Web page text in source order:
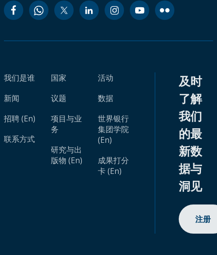
我们是谁
新闻
招聘 (En)
联系方式
国家
议题
项目与业
务
研究与出
版物 (En)
活动
数据
世界银行
集团学院
(En)
成果打分
卡 (En)
及时
了解
我们
的最
新数
据与
洞见
注册